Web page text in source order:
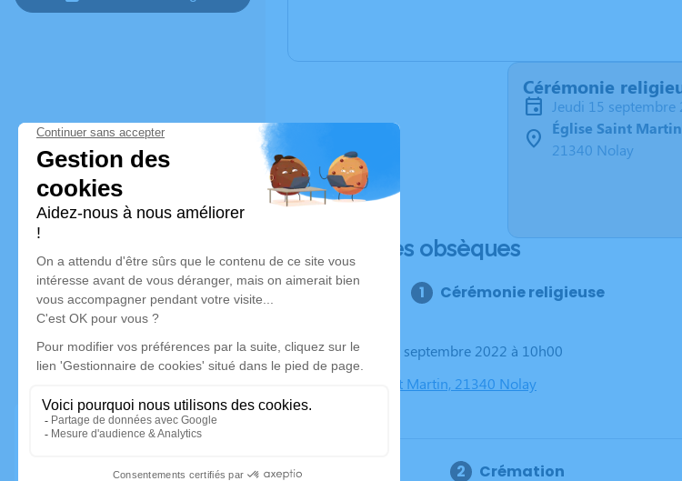
Cérémonie
jeudi 15
Église Saint
21340 Nolay
Déroulé des obsèques
Cérémonie religieuse
Le jeudi 15 septembre 2022 à 10h00
Église Saint Martin, 21340 Nolay
Crémation